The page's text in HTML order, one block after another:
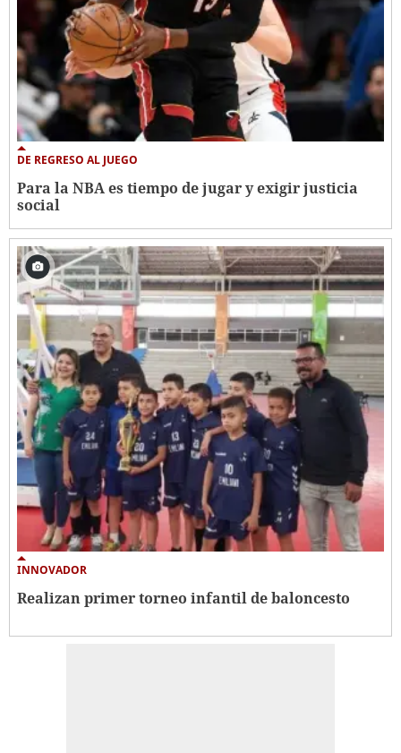
DE REGRESO AL JUEGO
Para la NBA es tiempo de jugar y exigir justicia
social
INNOVADOR
Realizan primer torneo infantil de baloncesto